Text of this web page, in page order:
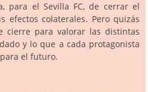
para el Sevilla FC, de cerrar el
efectos colaterales. Pero quizás
cierre para valorar las distintas
y lo que a cada protagonista
el futuro.